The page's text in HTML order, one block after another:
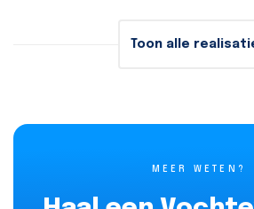
Toon alle
MEER WETEN?